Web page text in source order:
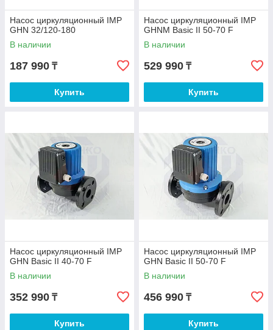
Насос циркуляционный IMP
GHN 32/120-180
В наличии
187 990 ₸
Купить
Насос циркуляционный IMP
GHNM Basic II 50-70 F
В наличии
529 990 ₸
Купить
Насос циркуляционный IMP
GHN Basic II 40-70 F
В наличии
352 990 ₸
Купить
Насос циркуляционный IMP
GHN Basic II 50-70 F
В наличии
456 990 ₸
Купить